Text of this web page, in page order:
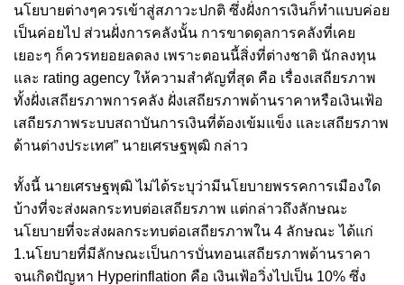
นโยบายต่างๆควรเข้าสู่สภาวะปกติ ซึ่งฝั่งการเงินก็ทำแบบค่อย
เป็นค่อยไป ส่วนฝั่งการคลังนั้น การขาดดุลการคลังที่เคย
เยอะๆ ก็ควรทยอยลดลง เพราะตอนนี้สิ่งที่ต่างชาติ นักลงทุน
และ rating agency ให้ความสำคัญที่สุด คือ เรื่องเสถียรภาพ
ทั้งฝั่งเสถียรภาพการคลัง ฝั่งเสถียรภาพด้านราคาหรือเงินเฟ้อ
เสถียรภาพระบบสถาบันการเงินที่ต้องเข้มแข็ง และเสถียรภาพ
ด้านต่างประเทศ” นายเศรษฐพุฒิ กล่าว
ทั้งนี้ นายเศรษฐพุฒิ ไม่ได้ระบุว่ามีนโยบายพรรคการเมืองใด
บ้างที่จะส่งผลกระทบต่อเสถียรภาพ แต่กล่าวถึงลักษณะ
นโยบายที่จะส่งผลกระทบต่อเสถียรภาพใน 4 ลักษณะ ได้แก่
1.นโยบายที่มีลักษณะเป็นการบั่นทอนเสถียรภาพด้านราคา
จนเกิดปัญหา Hyperinflation คือ เงินเฟ้อวิ่งไปเป็น 10% ซึ่ง